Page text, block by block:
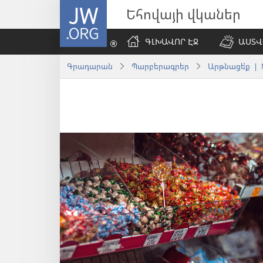
JW.ORG Եհովայի վկաներ
ԳԼԽԱՎՈՐ ԷՋ
Գրադարան Պարբերագրեր Արթնացե՛ք |